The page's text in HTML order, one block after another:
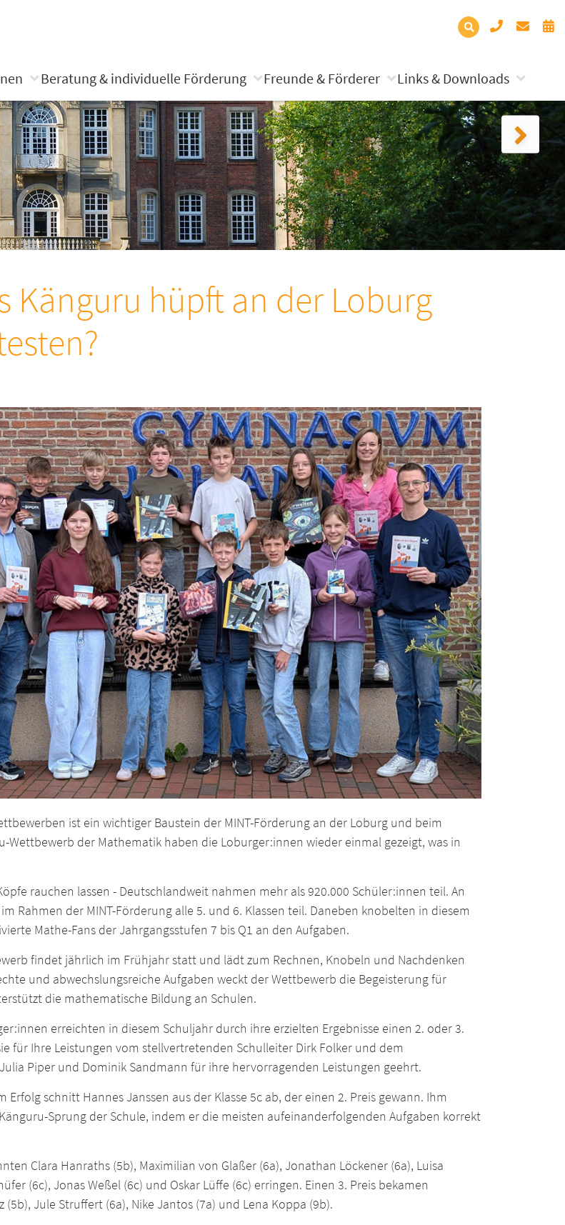
Beratung & individuelle Förderung Freunde & Förderer Links & Downloads
Känguru hüpft an der Loburg
ist ein wichtiger Baustein der MINT-Förderung an der Loburg und beim
Wettbewerb der Mathematik haben die Loburger:innen wieder einmal gezeigt, was in
rauchen lassen - Deutschlandweit nahmen mehr als 920.000 Schüler:innen teil. An
Rahmen der MINT-Förderung alle 5. und 6. Klassen teil. Daneben knobelten in diesem
Mathe-Fans der Jahrgangsstufen 7 bis Q1 an den Aufgaben.
findet jährlich im Frühjahr statt und lädt zum Rechnen, Knobeln und Nachdenken
und abwechslungsreiche Aufgaben weckt der Wettbewerb die Begeisterung für
die mathematische Bildung an Schulen.
erreichten in diesem Schuljahr durch ihre erzielten Ergebnisse einen 2. oder 3.
für Ihre Leistungen vom stellvertretenden Schulleiter Dirk Folker und dem
Piper und Dominik Sandmann für ihre hervorragenden Leistungen geehrt.
Erfolg schnitt Hannes Janssen aus der Klasse 5c ab, der einen 2. Preis gewann. Ihm
Sprung der Schule, indem er die meisten aufeinanderfolgenden Aufgaben korrekt
Clara Hanraths (5b), Maximilian von Glaßer (6a), Jonathan Löckener (6a), Luisa
(6c), Jonas Weßel (6c) und Oskar Lüffe (6c) erringen. Einen 3. Preis bekamen
(5b), Jule Struffert (6a), Nike Jantos (7a) und Lena Koppa (9b).